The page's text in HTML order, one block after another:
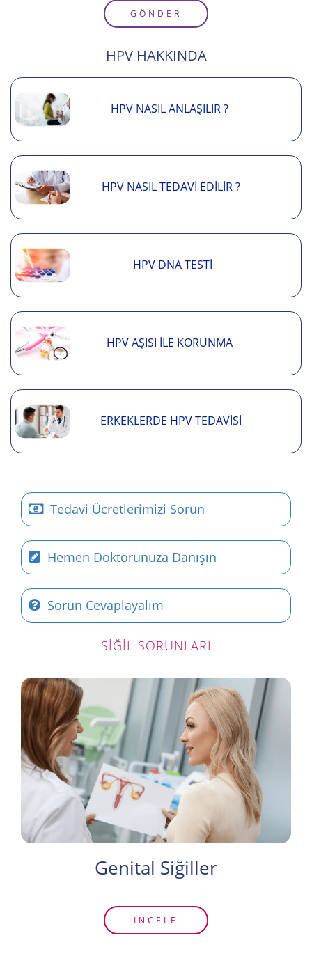
GÖNDER
HPV HAKKINDA
HPV NASIL ANLAŞILIR ?
HPV NASIL TEDAVI EDILIR ?
HPV DNA TESTI
HPV AŞISI İLE KORUNMA
ERKEKLERDE HPV TEDAVISI
Tedavi Ücretlerimizi Sorun
Hemen Doktorunuza Danışın
Sorun Cevaplayalım
SIĞIL SORUNLARI
Genital Siğiller
İNCELE